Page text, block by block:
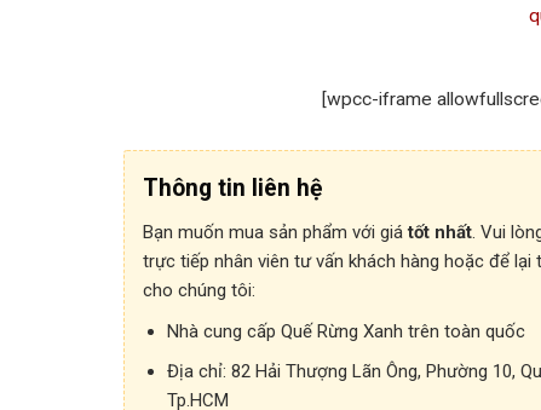
[wpcc-iframe
Thông tin liên hệ
Bạn muốn mua sản phẩm với giátốt nhất. Vui
trực tiếp nhân viên tư vấn khách hàng hoặc để lại
cho chúng tôi:
Nhà cung cấp Quế Rừng Xanh trên toàn quốc
Địa chỉ: 82 Hải Thượng Lãn Ông, Phường 10,
Tp.HCM